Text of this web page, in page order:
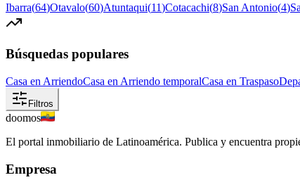
Ibarra(64)Otavalo(60)Atuntaqui(11)Cotacachi(8)San Antonio(4)
Búsquedas populares
Casa en ArriendoCasa en Arriendo temporalCasa en Traspaso
Filtros
doomos
El portal inmobiliario de Latinoamérica. Publica y encuentra
Empresa